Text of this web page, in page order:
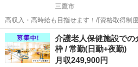
三鷹市
高収入・高時給も目指せます！/[資格取得制
得が目指せる！(初任者研修・実務者研修・
活躍できる！ 【施設名】 株式会社ケアリッツ・アンド・パートナーズ
ケアリッツ三鷹 ...
東京 三鷹市 介護福祉士
介護老人保健施設での
枠 / 常勤(日勤+夜勤)
月収249,900円